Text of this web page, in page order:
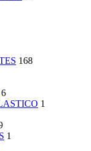
168
6
1
1